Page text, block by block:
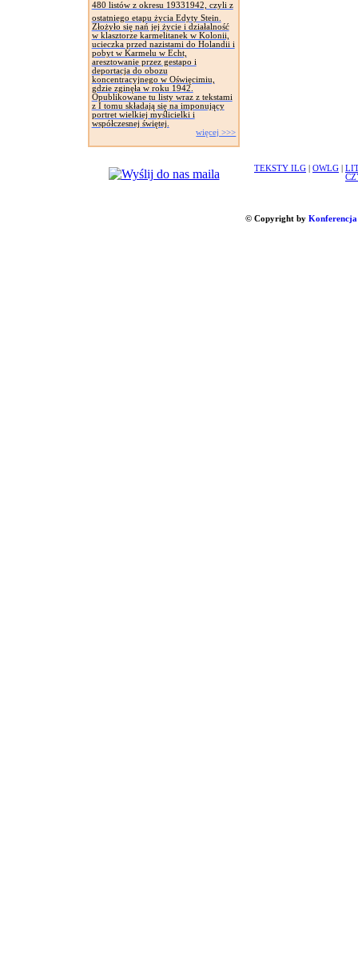
480 listów z okresu 19331942, czyli z
ostatniego etapu życia Edyty Stein.
Złożyło się nań jej życie i działalność
w klasztorze karmelitanek w Kolonii,
ucieczka przed nazistami do Holandii i
pobyt w Karmelu w Echt,
aresztowanie przez gestapo i
deportacja do obozu
koncentracyjnego w Oświęcimiu,
gdzie zginęła w roku 1942.
Opublikowane tu listy wraz z tekstami
z I tomu składają się na imponujący
portret wielkiej myślicielki i
współczesnej świętej.
więcej >>>
TEKSTY ILG OWLG
© Copyright by Konferencja